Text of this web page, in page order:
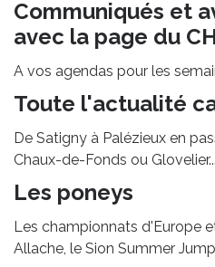
Communiqués et
avec la page du
A vos agendas pour les
Toute l'actualité
De Satigny à Palézieux en
Chaux-de-Fonds ou Glovelier...
Les poneys
Les championnats d'Europe
Allache, le Sion Summer